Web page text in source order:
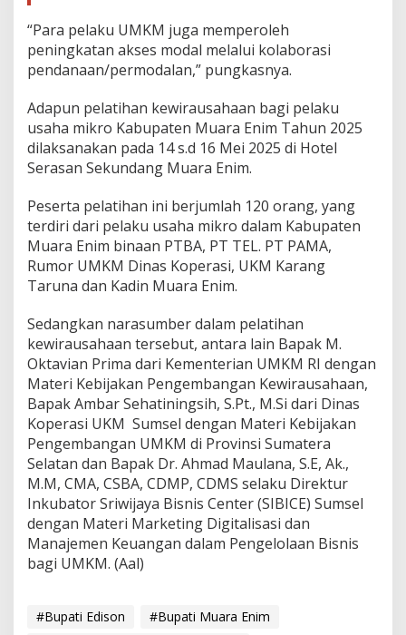
“Para pelaku UMKM juga memperoleh
peningkatan akses modal melalui kolaborasi
pendanaan/permodalan,” pungkasnya.
Adapun pelatihan kewirausahaan bagi pelaku
usaha mikro Kabupaten Muara Enim Tahun 2025
dilaksanakan pada 14 s.d 16 Mei 2025 di Hotel
Serasan Sekundang Muara Enim.
Peserta pelatihan ini berjumlah 120 orang, yang
terdiri dari pelaku usaha mikro dalam Kabupaten
Muara Enim binaan PTBA, PT TEL. PT PAMA,
Rumor UMKM Dinas Koperasi, UKM Karang
Taruna dan Kadin Muara Enim.
Sedangkan narasumber dalam pelatihan
kewirausahaan tersebut, antara lain Bapak M.
Oktavian Prima dari Kementerian UMKM RI dengan
Materi Kebijakan Pengembangan Kewirausahaan,
Bapak Ambar Sehatiningsih, S.Pt., M.Si dari Dinas
Koperasi UKM Sumsel dengan Materi Kebijakan
Pengembangan UMKM di Provinsi Sumatera
Selatan dan Bapak Dr. Ahmad Maulana, S.E, Ak.,
M.M, CMA, CSBA, CDMP, CDMS selaku Direktur
Inkubator Sriwijaya Bisnis Center (SIBICE) Sumsel
dengan Materi Marketing Digitalisasi dan
Manajemen Keuangan dalam Pengelolaan Bisnis
bagi UMKM. (Aal)
#Bupati Edison
#Bupati Muara Enim